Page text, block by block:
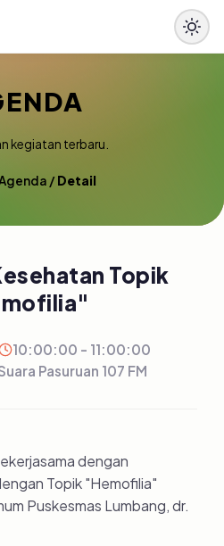
kegiatan terbaru.
/Detail
Topik
10:00:00 - 11:00:00
Pasuruan 107 FM
dengan
Topik "Hemofilia"
Puskesmas Lumbang, dr.